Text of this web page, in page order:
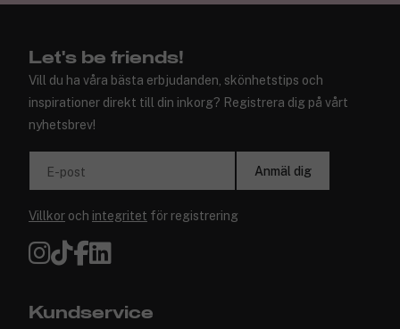
Let's be friends!
Vill du ha våra bästa erbjudanden, skönhetstips och
inspirationer direkt till din inkorg? Registrera dig på vårt
nyhetsbrev!
E-post Anmäl dig
Villkor och integritet för registrering
Kundservice